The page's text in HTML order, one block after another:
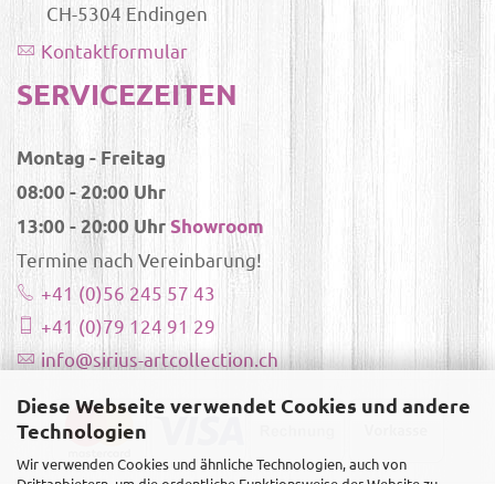
Diese Webseite verwendet Cookies und andere
Technologien
Wir verwenden Cookies und ähnliche Technologien, auch von
CH-5304 Endingen
Kontaktformular
SERVICEZEITEN
Montag - Freitag
08:00 - 20:00 Uhr
13:00 - 20:00 UhrShowroom
Termine nach Vereinbarung!
+41 (0)56 245 57 43
+41 (0)79 124 91 29
info@sirius-artcollection.ch